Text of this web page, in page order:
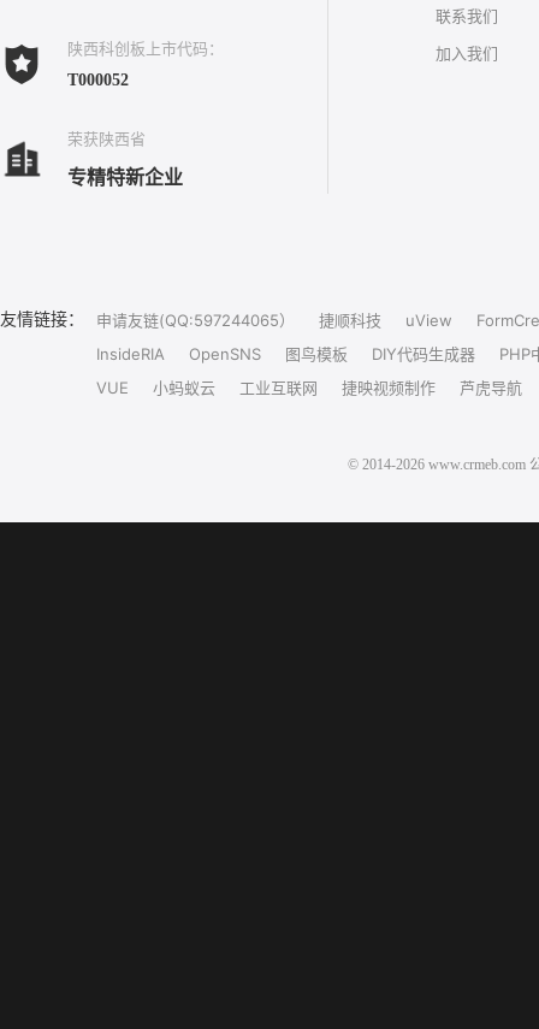
陕西科创板上市代码：
T000052
荣获陕西省
专精特新企业
联系我们
加入我们
友情链接： 申请友链(QQ:597244065） 捷顺科技 uView
InsideRIA
OpenSNS 图鸟模板 DIY代码生成器
PHP
VUE
小蚂蚁云 工业互联网 捷映视频制作 芦虎导航
© 2014-2026